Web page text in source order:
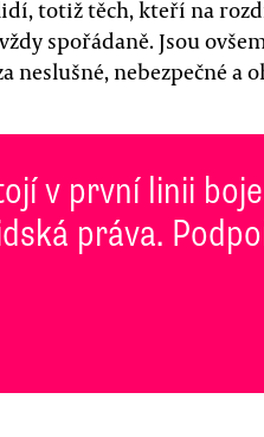
totiž těch, kteří na
spořádaně. Jsou
neslušné, nebezpečné a
v první linii
práva.